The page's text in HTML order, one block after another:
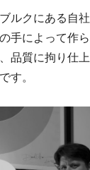
ルクにある自
手によって作
品質に拘り仕
す。